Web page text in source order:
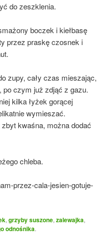
do zeszklenia.
boczek i kiełbasę
przez praskę czosnek i
zupy, cały czas mieszając,
po czym już zdjąć z gazu.
kilka łyżek gorącej
wymieszać.
kwaśna, można dodać
chleba.
przez-cala-jesien-gotuje-
, grzyby suszone, zalewajka,
odnośnika.